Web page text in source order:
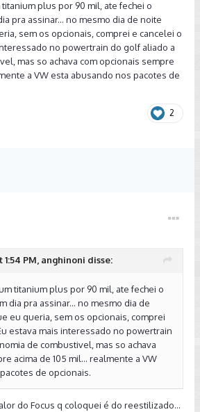
plus por 90 mil, ate fechei o
pra assinar... no mesmo dia de noite
sem os opcionais, comprei e cancelei o
no powertrain do golf aliado a
mas so achava com opcionais sempre
a VW esta abusando nos pacotes de
2
1:54 PM, anghinoni disse:
titanium plus por 90 mil, ate fechei o
dia pra assinar... no mesmo dia de
eu queria, sem os opcionais, comprei
estava mais interessado no powertrain
de combustivel, mas so achava
acima de 105 mil... realmente a VW
de opcionais.
do Focus q coloquei é do reestilizado...